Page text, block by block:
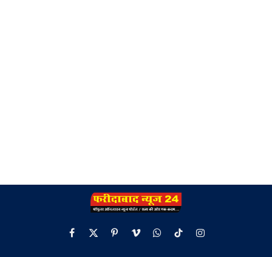
Facebook
X
PinterestVimeoWhatsApp
TikTokInstagram